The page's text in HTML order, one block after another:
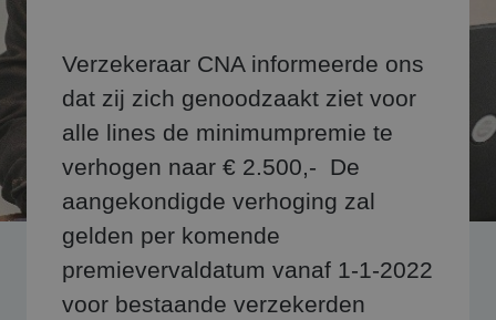
Verzekeraar CNA informeerde ons
dat zij zich genoodzaakt ziet voor
alle lines de minimumpremie te
verhogen naar € 2.500,- De
aangekondigde verhoging zal
gelden per komende
premievervaldatum vanaf 1-1-2022
voor bestaande verzekerden